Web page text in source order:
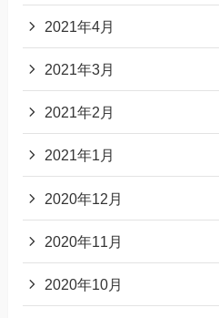
2021年4月
2021年3月
2021年2月
2021年1月
2020年12月
2020年11月
2020年10月